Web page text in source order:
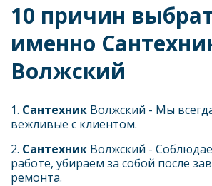
10 причин
именно
Волжский
1. Сантехник Волжский - Мы
вежливые с клиентом.
2. Сантехник Волжский -
работе, убираем за собой после
ремонта.